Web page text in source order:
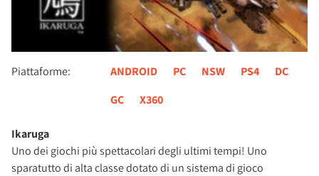
Piattaforme: ANDROID PC NSW PS4
DC
GC
X360
Ikaruga
Uno dei giochi più spettacolari degli ultimi tempi! Uno
sparatutto di alta classe dotato di un sistema di gioco